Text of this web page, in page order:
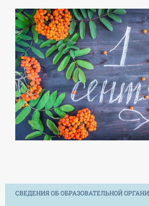
СВЕДЕНИЯ ОБ ОБРАЗОВАТЕЛЬНОЙ